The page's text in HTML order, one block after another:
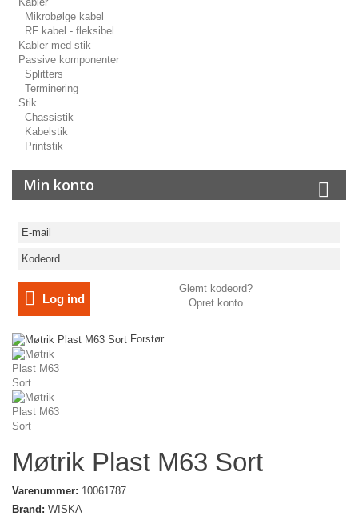
Mikrobølge kabel
RF kabel - fleksibel
Kabler med stik
Passive komponenter
Splitters
Terminering
Stik
Chassistik
Kabelstik
Printstik
Min konto
Log ind
Glemt kodeord?
Opret konto
Forstør
Møtrik Plast M63 Sort
Varenummer: 10061787
Brand: WISKA